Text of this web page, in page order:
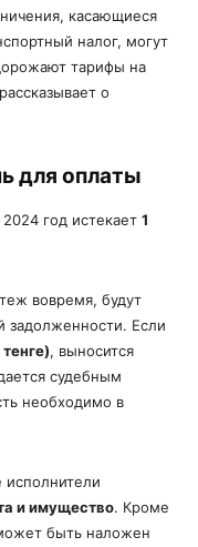
касающиеся
налог, могут
тарифы на
рассказывает о
для оплаты
год истекает 1
вовремя, будут
задолженности. Если
, выносится
судебным
необходимо в
исполнители
и имущество. Кроме
быть наложен